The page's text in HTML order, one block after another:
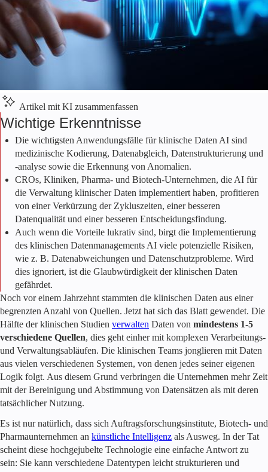
Artikel mit KI zusammenfassen
Wichtige Erkenntnisse
Die wichtigsten Anwendungsfälle für klinische Daten AI sind
medizinische Kodierung, Datenabgleich, Datenstrukturierung und
-analyse sowie die Erkennung von Anomalien.
CROs, Kliniken, Pharma- und Biotech-Unternehmen, die AI für
die Verwaltung klinischer Daten implementiert haben, profitieren
von einer Verkürzung der Zykluszeiten, einer besseren
Datenqualität und einer besseren Entscheidungsfindung.
Auch wenn die Vorteile lukrativ sind, birgt die Implementierung
des klinischen Datenmanagements AI viele potenzielle Risiken,
wie z. B. Datenabweichungen und Datenschutzprobleme. Wird
dies ignoriert, ist die Glaubwürdigkeit der klinischen Daten
gefährdet.
Noch vor einem Jahrzehnt stammten die klinischen Daten aus einer
begrenzten Anzahl von Quellen. Jetzt hat sich das Blatt gewendet. Die
Hälfte der klinischen Studien verwalten Daten von mindestens 1-5
verschiedene Quellen, dies geht einher mit komplexen Verarbeitungs-
und Verwaltungsabläufen. Die klinischen Teams jonglieren mit Daten
aus vielen verschiedenen Systemen, von denen jedes seiner eigenen
Logik folgt. Aus diesem Grund verbringen die Unternehmen mehr Zeit
mit der Bereinigung und Abstimmung von Datensätzen als mit deren
tatsächlicher Nutzung.
Es ist nur natürlich, dass sich Auftragsforschungsinstitute, Biotech- und
Pharmaunternehmen an künstliche Intelligenz als Ausweg. In der Tat
scheint diese hochgejubelte Technologie eine einfache Antwort zu
sein: Sie kann verschiedene Datentypen leicht strukturieren und